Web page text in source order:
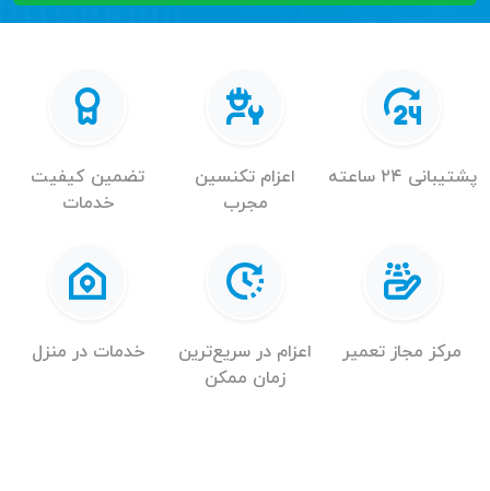
پشتیبانی ۲۴ ساعته
اعزام تکنسین
مجرب
تضمین کیفیت
خدمات
مرکز مجاز تعمیر
اعزام در سریع‌ترین
زمان ممکن
خدمات در منزل